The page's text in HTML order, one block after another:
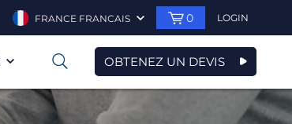
FRANCE FRANCAIS 0 LOGIN
0 OBTENEZ UN DEVIS